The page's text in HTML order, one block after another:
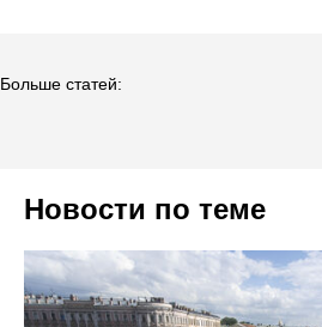
Новости по теме
Больше статей: